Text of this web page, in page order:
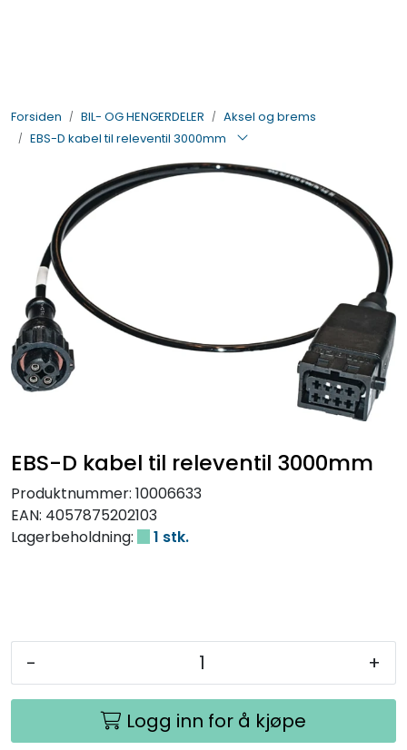
Forsiden BIL- OG HENGERDELER
Aksel og brems
EBS-D kabel til releventil 3000mm
EBS-D kabel til releventil 3000mm
Produktnummer: 10006633
EAN: 4057875202103
Lagerbeholdning:
1 stk.
- +
Logg inn for å kjøpe
ELEKTRISK
VERKTØY OG REKVISITA
PÅBYGG OG CHASSIS
SIKKERHET
KONTAKT OSS
TILBUD